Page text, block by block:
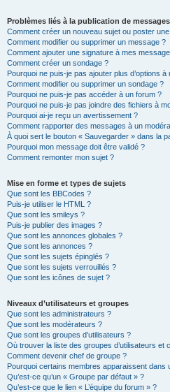
Problèmes liés à la publication de messages
Comment créer un nouveau sujet ou poster
Comment modifier ou supprimer un message ?
Comment ajouter une signature à mes
Comment créer un sondage ?
Pourquoi ne puis-je pas ajouter plus d’options à
Comment modifier ou supprimer un sondage ?
Pourquoi ne puis-je pas accéder à un forum ?
Pourquoi ne puis-je pas joindre des fichiers à
Pourquoi ai-je reçu un avertissement ?
Comment rapporter des messages à un
À quoi sert le bouton « Sauvegarder » dans la
Pourquoi mon message doit être validé ?
Comment remonter mon sujet ?
Mise en forme et types de sujets
Que sont les BBCodes ?
Puis-je utiliser le HTML ?
Que sont les smileys ?
Puis-je publier des images ?
Que sont les annonces globales ?
Que sont les annonces ?
Que sont les sujets épinglés ?
Que sont les sujets verrouillés ?
Que sont les icônes de sujet ?
Niveaux d’utilisateurs et groupes
Que sont les administrateurs ?
Que sont les modérateurs ?
Que sont les groupes d’utilisateurs ?
Où trouver la liste des groupes d’utilisateurs et
Comment devenir chef de groupe ?
Pourquoi certains membres apparaissent dans
Qu’est-ce qu’un « Groupe par défaut » ?
Qu’est-ce que le lien « L’équipe du forum » ?